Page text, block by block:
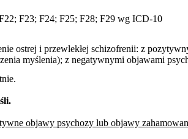
F23; F24; F25; F28; F29 wg ICD-10
ostrej i przewlekłej schizofrenii: z
myślenia); z negatywnymi objawami
objawy psychozy lub objawy